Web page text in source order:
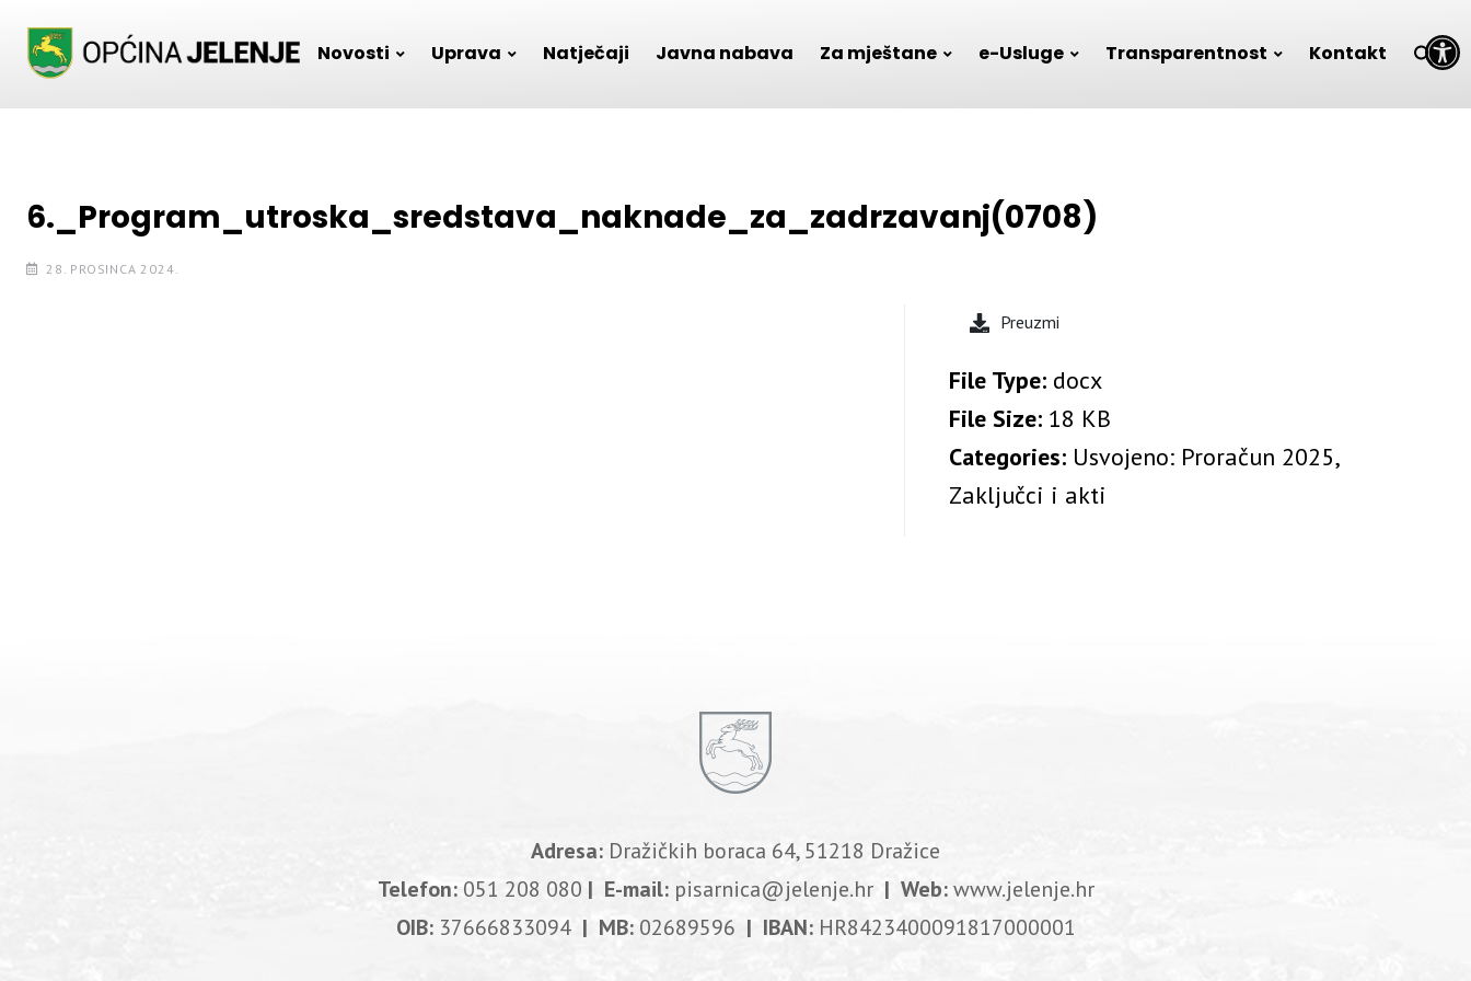
Open toolbar
Novosti Uprava Natječaji Javna nabava Za mještane e-Usluge Transparentnost Kontakt
6._Program_utroska_sredstava_naknade_za_zadrzavanj(0708)
28. PROSINCA 2024.
Preuzmi
File Type: docx
File Size: 18 KB
Categories: Usvojeno: Proračun 2025,
Zaključci i akti
Adresa: Dražičkih boraca 64, 51218 Dražice
Telefon: 051 208 080 | E-mail: pisarnica@jelenje.hr| Web:www.jelenje.hr
OIB: 37666833094| MB: 02689596 | IBAN: HR8423400091817000001